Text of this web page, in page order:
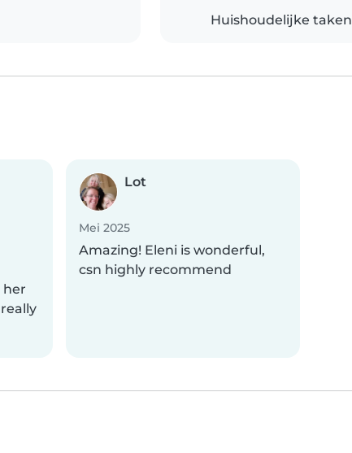
Huishoudelijke taken
her
Lot
Mei 2025
Amazing! Eleni is wonderful,
csn highly recommend